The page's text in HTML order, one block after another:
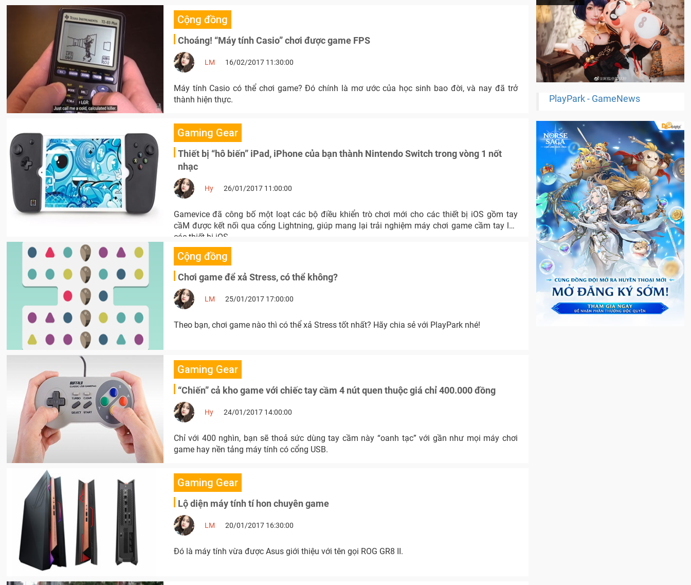
Cộng đồng
Choáng! “Máy tính Casio” chơi được game FPS
LM 16/02/2017 11:30:00
Máy tính Casio có thể chơi game? Đó chính là mơ ước của học sinh bao đời, và nay đã trở
thành hiện thực.
Gaming Gear
Thiết bị “hô biến” iPad, iPhone của bạn thành Nintendo Switch trong vòng 1 nốt
nhạc
Hy 26/01/2017 11:00:00
Gamevice đã công bố một loạt các bộ điều khiển trò chơi mới cho các thiết bị iOS gồm tay
cầM được kết nối qua cổng Lightning, giúp mang lại trải nghiệm máy chơi game cầm tay lên
các thiết bị iOS.
Cộng đồng
Chơi game để xả Stress, có thể không?
LM 25/01/2017 17:00:00
Theo bạn, chơi game nào thì có thể xả Stress tốt nhất? Hãy chia sẻ với PlayPark nhé!
Gaming Gear
“Chiến” cả kho game với chiếc tay cầm 4 nút quen thuộc giá chỉ 400.000 đồng
Hy 24/01/2017 14:00:00
Chỉ với 400 nghìn, bạn sẽ thoả sức dùng tay cầm này “oanh tạc” với gần như mọi máy chơi
game hay nền tảng máy tính có cổng USB.
Gaming Gear
Lộ diện máy tính tí hon chuyên game
LM 20/01/2017 16:30:00
Đó là máy tính vừa được Asus giới thiệu với tên gọi ROG GR8 II.
PlayPark - GameNews